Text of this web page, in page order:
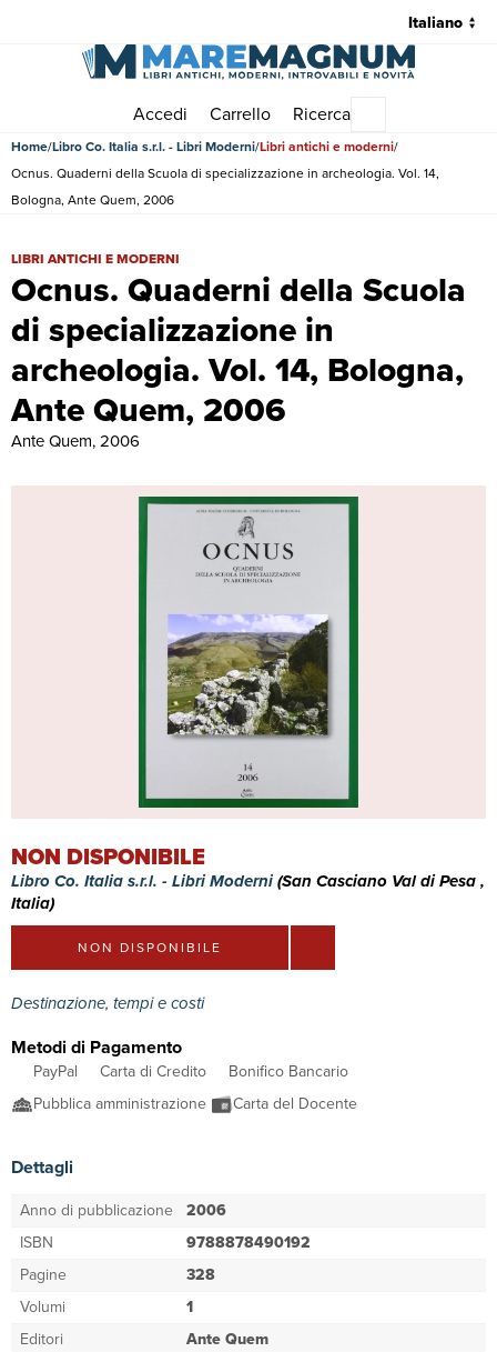
Accedi Carrello Ricerca
Home Libro Co. Italia s.r.l. - Libri Moderni Libri antichi e moderni
Ocnus. Quaderni della Scuola di specializzazione in archeologia. Vol. 14,
Bologna, Ante Quem, 2006
Ocnus. Quaderni della Scuola
di specializzazione in
archeologia. Vol. 14, Bologna,
Ante Quem, 2006
Ocnus. Quaderni della Scuola di specializzazione in archeologia.
LIBRI ANTICHI E MODERNI
Ante Quem, 2006
NON DISPONIBILE
Libro Co. Italia s.r.l. - Libri Moderni(San Casciano Val di Pesa ,
Italia)
NON DISPONIBILE
Destinazione, tempi e costi
Metodi di Pagamento
PayPal Carta di Credito
Bonifico Bancario
Pubblica amministrazione
Carta del Docente
Dettagli
Anno di pubblicazione 2006
ISBN
9788878490192
Pagine
328
Volumi
1
Editori
Ante Quem